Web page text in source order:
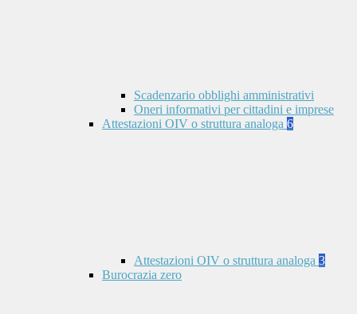
Scadenzario obblighi amministrativi
Oneri informativi per cittadini e imprese
Attestazioni OIV o struttura analoga 6
Attestazioni OIV o struttura analoga 3
Burocrazia zero